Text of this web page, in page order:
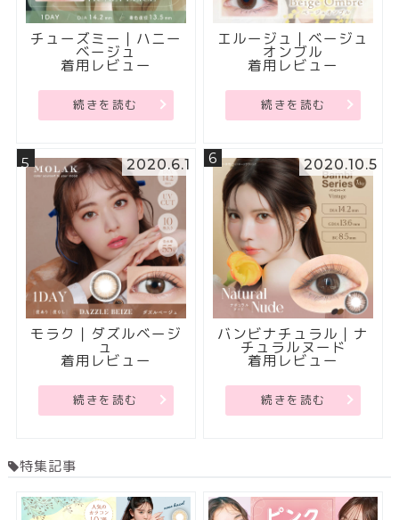
チューズミー｜ハニー
ベージュ
着用レビュー
続きを読む
エルージュ｜ベージュ
オンブル
着用レビュー
続きを読む
5 2020.6.1
モラク｜ダズルベージ
ュ
着用レビュー
続きを読む
6 2020.10.5
バンビナチュラル｜ナ
チュラルヌード
着用レビュー
続きを読む
特集記事